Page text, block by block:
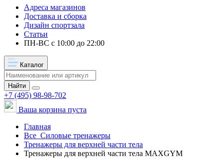
Адреса магазинов
Доставка и сборка
Дизайн спортзала
Статьи
ПН-ВС с 10:00 до 22:00
Каталог
Найти
+7 (495) 98-98-702
Ваша корзина пуста
Главная
Все Силовые тренажеры
Тренажеры для верхней части тела
Тренажеры для верхней части тела MAXGYM